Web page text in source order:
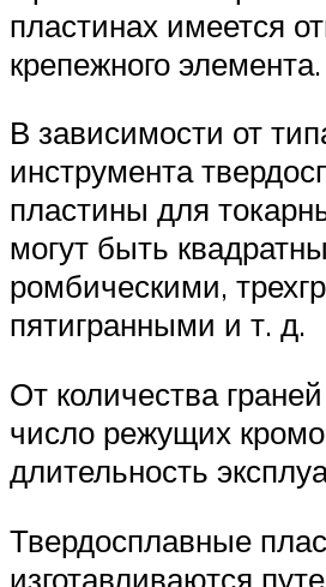
пластинах имеется
крепежного элемента.
В зависимости от
инструмента
пластины для
могут быть
ромбическими,
пятигранными и т. д.
От количества
число режущих
длительность
Твердосплавные
изготавливаются